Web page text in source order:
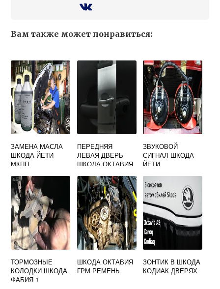
Вам также может понравиться:
ЗАМЕНА МАСЛА
ШКОДА ЙЕТИ
МКПП
ПЕРЕДНЯЯ
ЛЕВАЯ ДВЕРЬ
ШКОДА ОКТАВИЯ
ЗВУКОВОЙ
СИГНАЛ ШКОДА
ЙЕТИ
ТОРМОЗНЫЕ
КОЛОДКИ ШКОДА
ФАБИЯ 1
ШКОДА ОКТАВИЯ
ГРМ РЕМЕНЬ
ЗОНТИК В ШКОДА
КОДИАК ДВЕРЯХ